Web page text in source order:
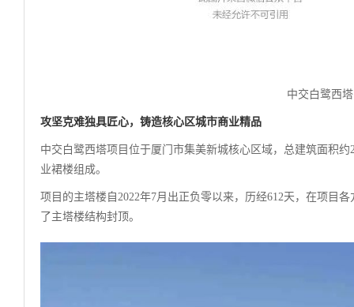
中交白鹭西
攻坚克难独具匠心， 铸造核心区城市商业精品
中交白鹭西塔项目位于厦门市集美新城核心区域，总建筑面积
业裙楼组成。
项目的主塔楼自2022年7月出正负零以来，历经612天，在项目
了主塔楼结构封顶。